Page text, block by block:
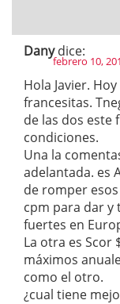
Dany dice:
febrero 10,
Hola Javier.
francesitas.
de las dos este
condiciones.
Una la
adelantada. es
de romper
cpm para dar y
fuertes en
La otra es Scor
máximos
como el otro.
¿cual tiene